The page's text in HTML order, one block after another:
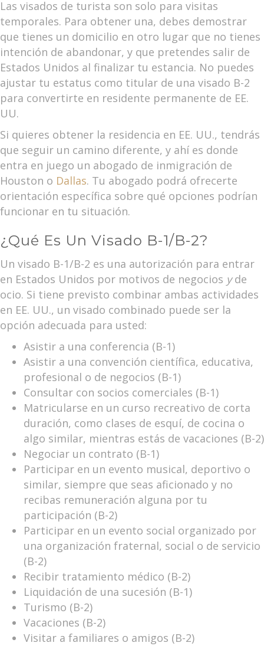
Las visados de turista son solo para visitas
temporales. Para obtener una, debes demostrar
que tienes un domicilio en otro lugar que no tienes
intención de abandonar, y que pretendes salir de
Estados Unidos al finalizar tu estancia. No puedes
ajustar tu estatus como titular de una visado B-2
para convertirte en residente permanente de EE.
UU.
Si quieres obtener la residencia en EE. UU., tendrás
que seguir un camino diferente, y ahí es donde
entra en juego un abogado de inmigración de
Houston o Dallas. Tu abogado podrá ofrecerte
orientación específica sobre qué opciones podrían
funcionar en tu situación.
¿Qué Es Un Visado B-1/B-2?
Un visado B-1/B-2 es una autorización para entrar
en Estados Unidos por motivos de negocios yde
ocio. Si tiene previsto combinar ambas actividades
en EE. UU., un visado combinado puede ser la
opción adecuada para usted:
Asistir a una conferencia (B-1)
Asistir a una convención científica, educativa,
profesional o de negocios (B-1)
Consultar con socios comerciales (B-1)
Matricularse en un curso recreativo de corta
duración, como clases de esquí, de cocina o
algo similar, mientras estás de vacaciones (B-2)
Negociar un contrato (B-1)
Participar en un evento musical, deportivo o
similar, siempre que seas aficionado y no
recibas remuneración alguna por tu
participación (B-2)
Participar en un evento social organizado por
una organización fraternal, social o de servicio
(B-2)
Recibir tratamiento médico (B-2)
Liquidación de una sucesión (B-1)
Turismo (B-2)
Vacaciones (B-2)
Visitar a familiares o amigos (B-2)